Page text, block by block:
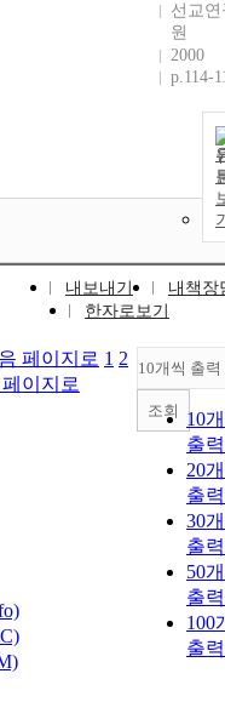
선교연
원
2000
p.114-
내보내기
내책장
한자로보기
10개씩 출력
10
출력
20
출력
30
출력
50
출력
100
출력
조회
페이지로 1 2
이지로